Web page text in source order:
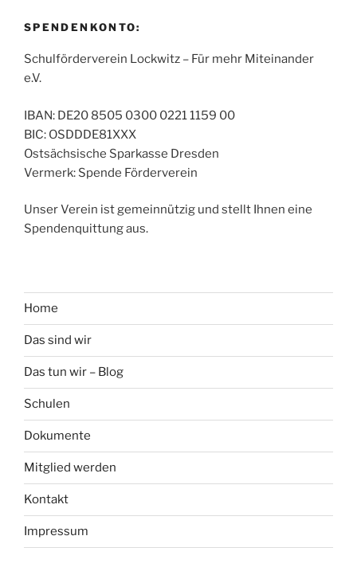
SPENDENKONTO:
Schulförderverein Lockwitz – Für mehr Mitein­ander
e.V.
IBAN: DE20 8505 0300 0221 1159 00
BIC: OSDDDE81XXX
Ostsächsische Sparkasse Dresden
Vermerk: Spende Förderverein
Unser Verein ist gemeinnützig und stellt Ihnen eine
Spendenquittung aus.
Home
Das sind wir
Das tun wir – Blog
Schulen
Dokumente
Mitglied werden
Kontakt
Impressum